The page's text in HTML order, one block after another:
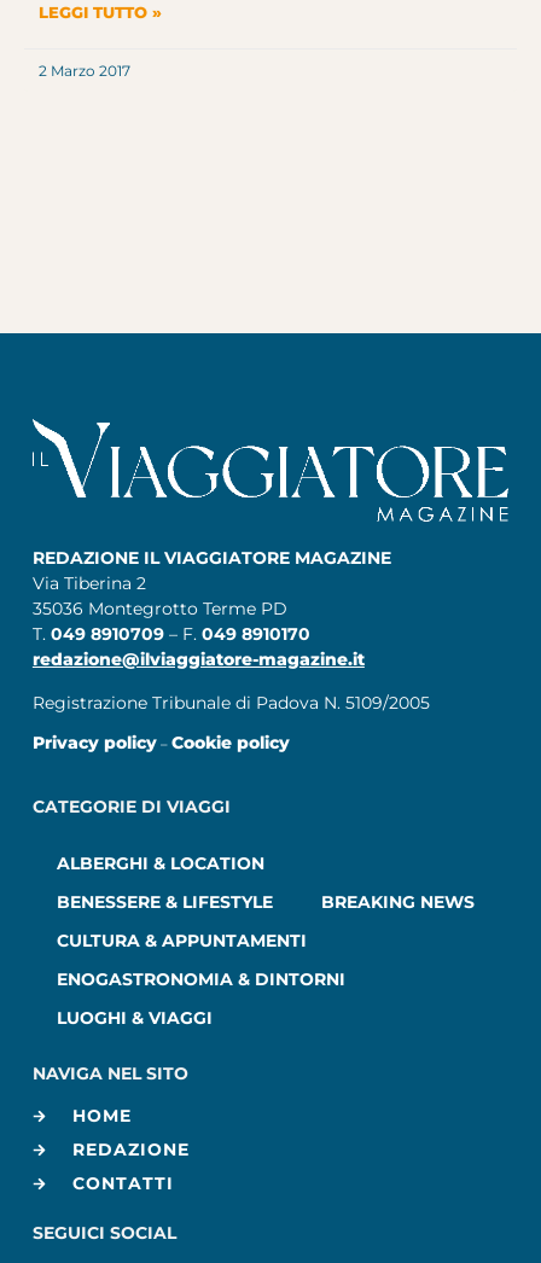
LEGGI TUTTO »
2 Marzo 2017
REDAZIONE IL VIAGGIATORE MAGAZINE
Via Tiberina 2
35036 Montegrotto Terme PD
T. 049 8910709 – F. 049 8910170
redazione@ilviaggiatore-magazine.it
Registrazione Tribunale di Padova N. 5109/2005
Privacy policy– Cookie policy
CATEGORIE DI VIAGGI
ALBERGHI & LOCATION
BENESSERE & LIFESTYLE
BREAKING NEWS
CULTURA & APPUNTAMENTI
ENOGASTRONOMIA & DINTORNI
LUOGHI & VIAGGI
NAVIGA NEL SITO
HOME
REDAZIONE
CONTATTI
SEGUICI SOCIAL